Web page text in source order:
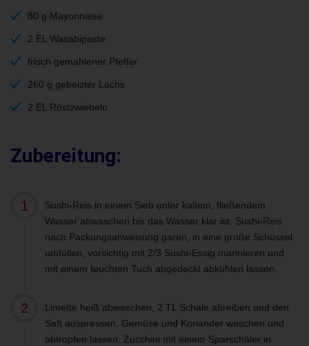
80 g Mayonnaise
2 EL Wasabipaste
frisch gemahlener Pfeffer
260 g gebeizter Lachs
2 EL Röstzwiebeln
Zubereitung:
Sushi-Reis in einem Sieb unter kaltem, fließendem
Wasser abwaschen bis das Wasser klar ist. Sushi-Reis
nach Packungsanweisung garen, in eine große Schüssel
umfüllen, vorsichtig mit 2/3 Sushi-Essig marinieren und
mit einem feuchten Tuch abgedeckt abkühlen lassen.
Limette heiß abwaschen, 2 TL Schale abreiben und den
Saft auspressen. Gemüse und Koriander waschen und
abtropfen lassen. Zucchini mit einem Sparschäler in